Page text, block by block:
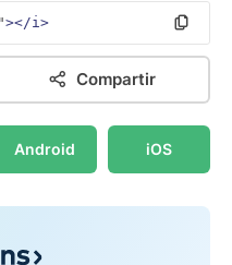
></i>
Compartir
Android iOS